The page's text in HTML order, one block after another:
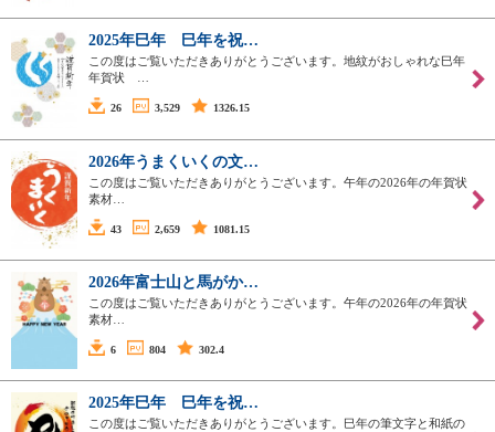
2025年巳年 巳年を祝…
この度はご覧いただきありがとうございます。地紋がおしゃれな巳年
年賀状 …
26 3,529 1326.15
2026年うまくいくの文…
この度はご覧いただきありがとうございます。午年の2026年の年賀状
素材…
43 2,659 1081.15
2026年富士山と馬がか…
この度はご覧いただきありがとうございます。午年の2026年の年賀状
素材…
6 804 302.4
2025年巳年 巳年を祝…
この度はご覧いただきありがとうございます。巳年の筆文字と和紙の